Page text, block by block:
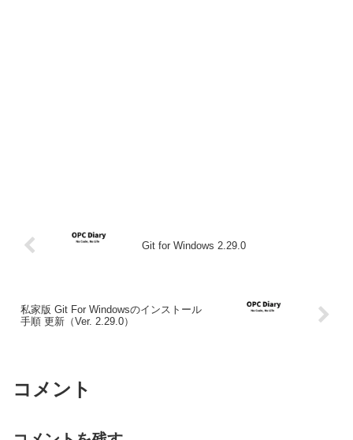
Git for Windows 2.29.0
私家版 Git For Windowsのインストール
手順 更新（Ver. 2.29.0）
コメント